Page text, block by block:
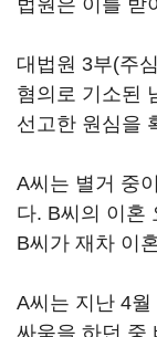
법원은 이를 받
대법원 3부(주
혐의로 기소된
선고한 원심을
A씨는 별거 중
다. B씨의 이혼
B씨가 재차 이
A씨는 지난 4
싸움을 하던 중